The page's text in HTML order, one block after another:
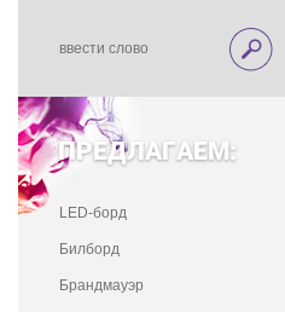
ПРЕДЛАГАЕМ:
LED-борд
Билборд
Брандмауэр